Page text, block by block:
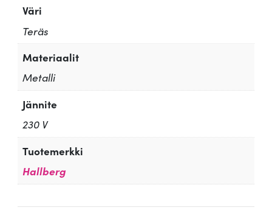
Väri
Teräs
Materiaalit
Metalli
Jännite
230 V
Tuotemerkki
Hallberg